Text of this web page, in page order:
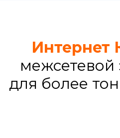
Интернет
для более